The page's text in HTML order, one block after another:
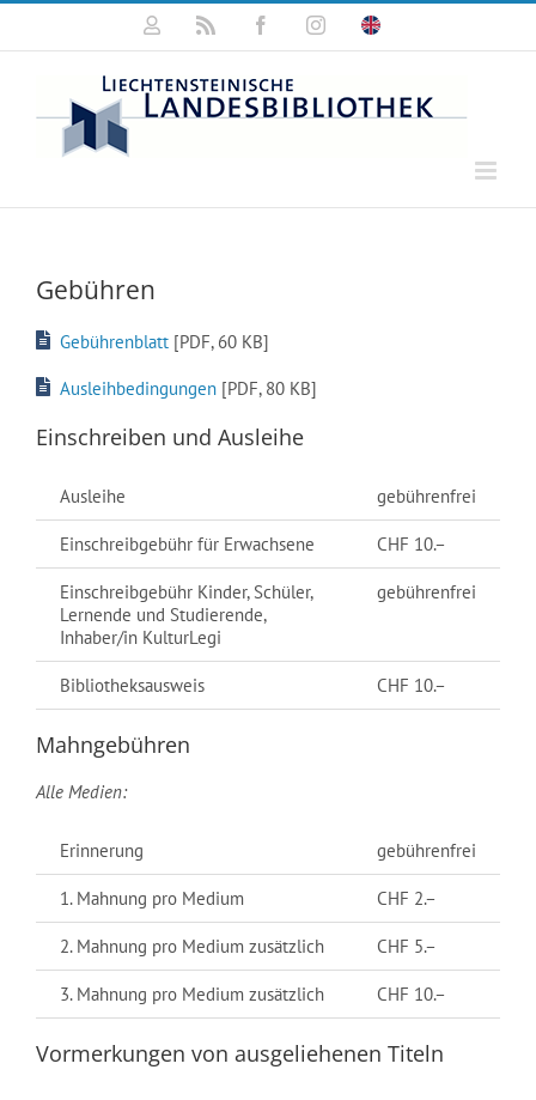
Zum
springen
Mein
FacebookInstagram
Click
Gebühren
Gebührenblatt [PDF, 60 KB]
Ausleihbedingungen [PDF, 80 KB]
Einschreiben und Ausleihe
Ausleihe gebührenfrei
Einschreibgebühr für Erwachsene CHF 10.–
Einschreibgebühr Kinder, Schüler,
Lernende und Studierende,
Inhaber/in KulturLegi
gebührenfrei
Bibliotheksausweis CHF 10.–
Mahngebühren
Alle Medien:
Erinnerung gebührenfrei
1. Mahnung pro Medium CHF 2.–
2. Mahnung pro Medium zusätzlich CHF 5.–
3. Mahnung pro Medium zusätzlich CHF 10.–
Vormerkungen von ausgeliehenen Titeln